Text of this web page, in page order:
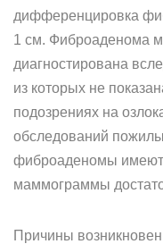
дифференцировка
1 см. Фиброаденома
диагностирована
из которых не
подозрениях на
обследований
фиброаденомы имеют
маммограммы
Причины